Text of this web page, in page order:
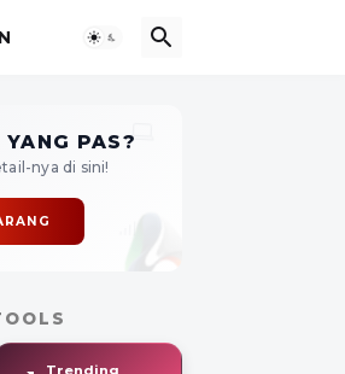
PAS?
nya di sini!
Trending